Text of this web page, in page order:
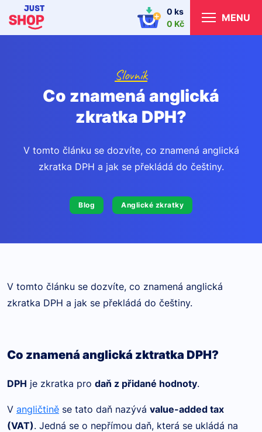
0 ks
0 Kč
MENU
Slovník
Co znamená anglická
zkratka DPH?
V tomto článku se dozvíte, co znamená anglická
zkratka DPH a jak se překládá do češtiny.
Blog Anglické zkratky
V tomto článku se dozvíte, co znamená anglická
zkratka DPH a jak se překládá do češtiny.
Co znamená anglická zktratka DPH?
DPH je zkratka pro daň z přidané hodnoty.
V angličtině se tato daň nazývá value-added tax
(VAT). Jedná se o nepřímou daň, která se ukládá na